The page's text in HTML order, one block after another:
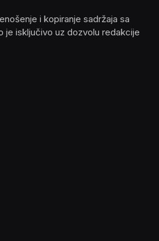
i kopiranje sadržaja sa
je isključivo uz dozvolu redakcije